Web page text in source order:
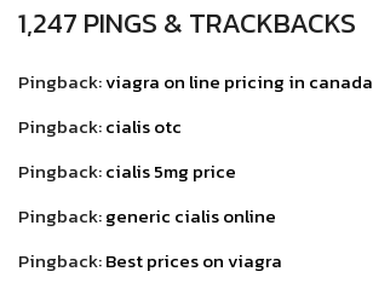
1,247 PINGS & TRACKBACKS
Pingback:viagra on line pricing in canada
Pingback:cialis otc
Pingback:cialis 5mg price
Pingback:generic cialis online
Pingback:Best prices on viagra